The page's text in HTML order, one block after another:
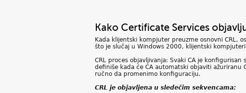
Kako Certificate Services
Kada klijentski kompjuter preuzme osnovni CRL,
što je slučaj u Windows 2000, klijentski
CRL proces objavljivanja: Svaki CA je
definiše kada će CA automatski objaviti ažuriranu
ručno da promenimo konfiguraciju.
CRL je objavljena u sledečim sekvencama: